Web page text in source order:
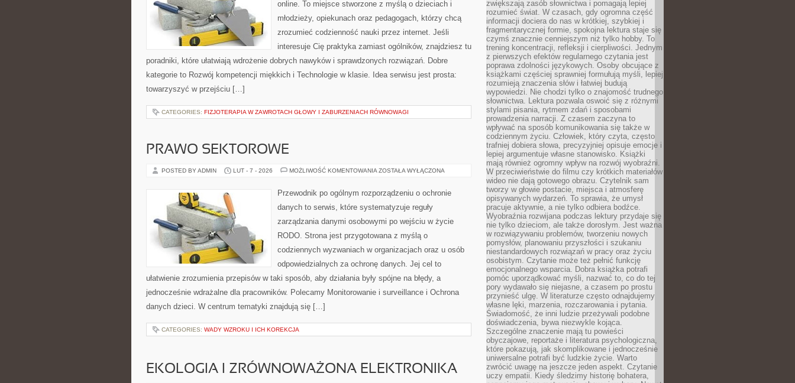
online. To miejsce stworzone z myślą o dzieciach i
młodzieży, opiekunach oraz pedagogach, którzy chcą
zrozumieć codzienność nauki przez internet. Jeśli
interesuje Cię praktyka zamiast ogólników, znajdziesz tu
poradniki, które ułatwiają wdrożenie dobrych nawyków i sprawdzonych rozwiązań. Dobre
kategorie to Rozwój kompetencji miękkich i Technologie w klasie. Idea serwisu jest prosta:
towarzyszyć w przejściu […]
CATEGORIES: FIZJOTERAPIA W ZAWROTACH GŁOWY I ZABURZENIACH RÓWNOWAGI
PRAWO SEKTOROWE
POSTED BY ADMIN LUT - 7 - 2026 MOŻLIWOŚĆ KOMENTOWANIA PRAWO
ZOSTAŁA WYŁĄCZONA
Przewodnik po ogólnym rozporządzeniu o ochronie
danych to serwis, które systematyzuje reguły
zarządzania danymi osobowymi po wejściu w życie
RODO. Strona jest przygotowana z myślą o
codziennych wyzwaniach w organizacjach oraz u osób
odpowiedzialnych za ochronę danych. Jej cel to
ułatwienie zrozumienia przepisów w taki sposób, aby działania były spójne na błędy, a
jednocześnie wdrażalne dla pracowników. Polecamy Monitorowanie i surveillance i Ochrona
danych dzieci. W centrum tematyki znajdują się […]
CATEGORIES: WADY WZROKU I ICH KOREKCJA
EKOLOGIA I ZRÓWNOWAŻONA ELEKTRONIKA
zwiększają zasób słownictwa i pomagają lepiej
rozumieć świat. W czasach, gdy ogromna część
informacji dociera do nas w krótkiej, szybkiej i
fragmentarycznej formie, spokojna lektura staje się
czymś znacznie cenniejszym niż tylko hobby. To
trening koncentracji, refleksji i cierpliwości. Jednym
z pierwszych efektów regularnego czytania jest
poprawa zdolności językowych. Osoby obcujące z
książkami częściej sprawniej formułują myśli, lepiej
rozumieją znaczenia słów i łatwiej budują
wypowiedzi. Nie chodzi tylko o znajomość trudnego
słownictwa. Lektura pozwala oswoić się z różnymi
stylami pisania, rytmem zdań i sposobami
prowadzenia narracji. Z czasem zaczyna to
wpływać na sposób komunikowania się także w
codziennym życiu. Człowiek, który czyta, często
trafniej dobiera słowa, precyzyjniej opisuje emocje i
lepiej argumentuje własne stanowisko. Książki
mają również ogromny wpływ na rozwój wyobraźni.
W przeciwieństwie do filmu czy krótkich materiałów
wideo nie dają gotowego obrazu. Czytelnik sam
tworzy w głowie postacie, miejsca i atmosferę
opisywanych wydarzeń. To sprawia, że umysł
pracuje aktywnie, a nie tylko odbiera bodźce.
Wyobraźnia rozwijana podczas lektury przydaje się
nie tylko dzieciom, ale także dorosłym. Jest ważna
w rozwiązywaniu problemów, tworzeniu nowych
pomysłów, planowaniu przyszłości i szukaniu
niestandardowych rozwiązań w pracy oraz życiu
osobistym. Czytanie może też pełnić funkcję
emocjonalnego wsparcia. Dobra książka potrafi
pomóc uporządkować myśli, nazwać to, co do tej
pory wydawało się niejasne, a czasem po prostu
przynieść ulgę. W literaturze często odnajdujemy
własne lęki, marzenia, rozczarowania i pytania.
Świadomość, że inni ludzie przeżywali podobne
doświadczenia, bywa niezwykle kojąca.
Szczególne znaczenie mają tu powieści
obyczajowe, reportaże i literatura psychologiczna,
które pokazują, jak skomplikowane i jednocześnie
uniwersalne potrafi być ludzkie życie. Warto
zwrócić uwagę na jeszcze jeden aspekt. Czytanie
uczy empatii. Kiedy śledzimy historię bohatera,